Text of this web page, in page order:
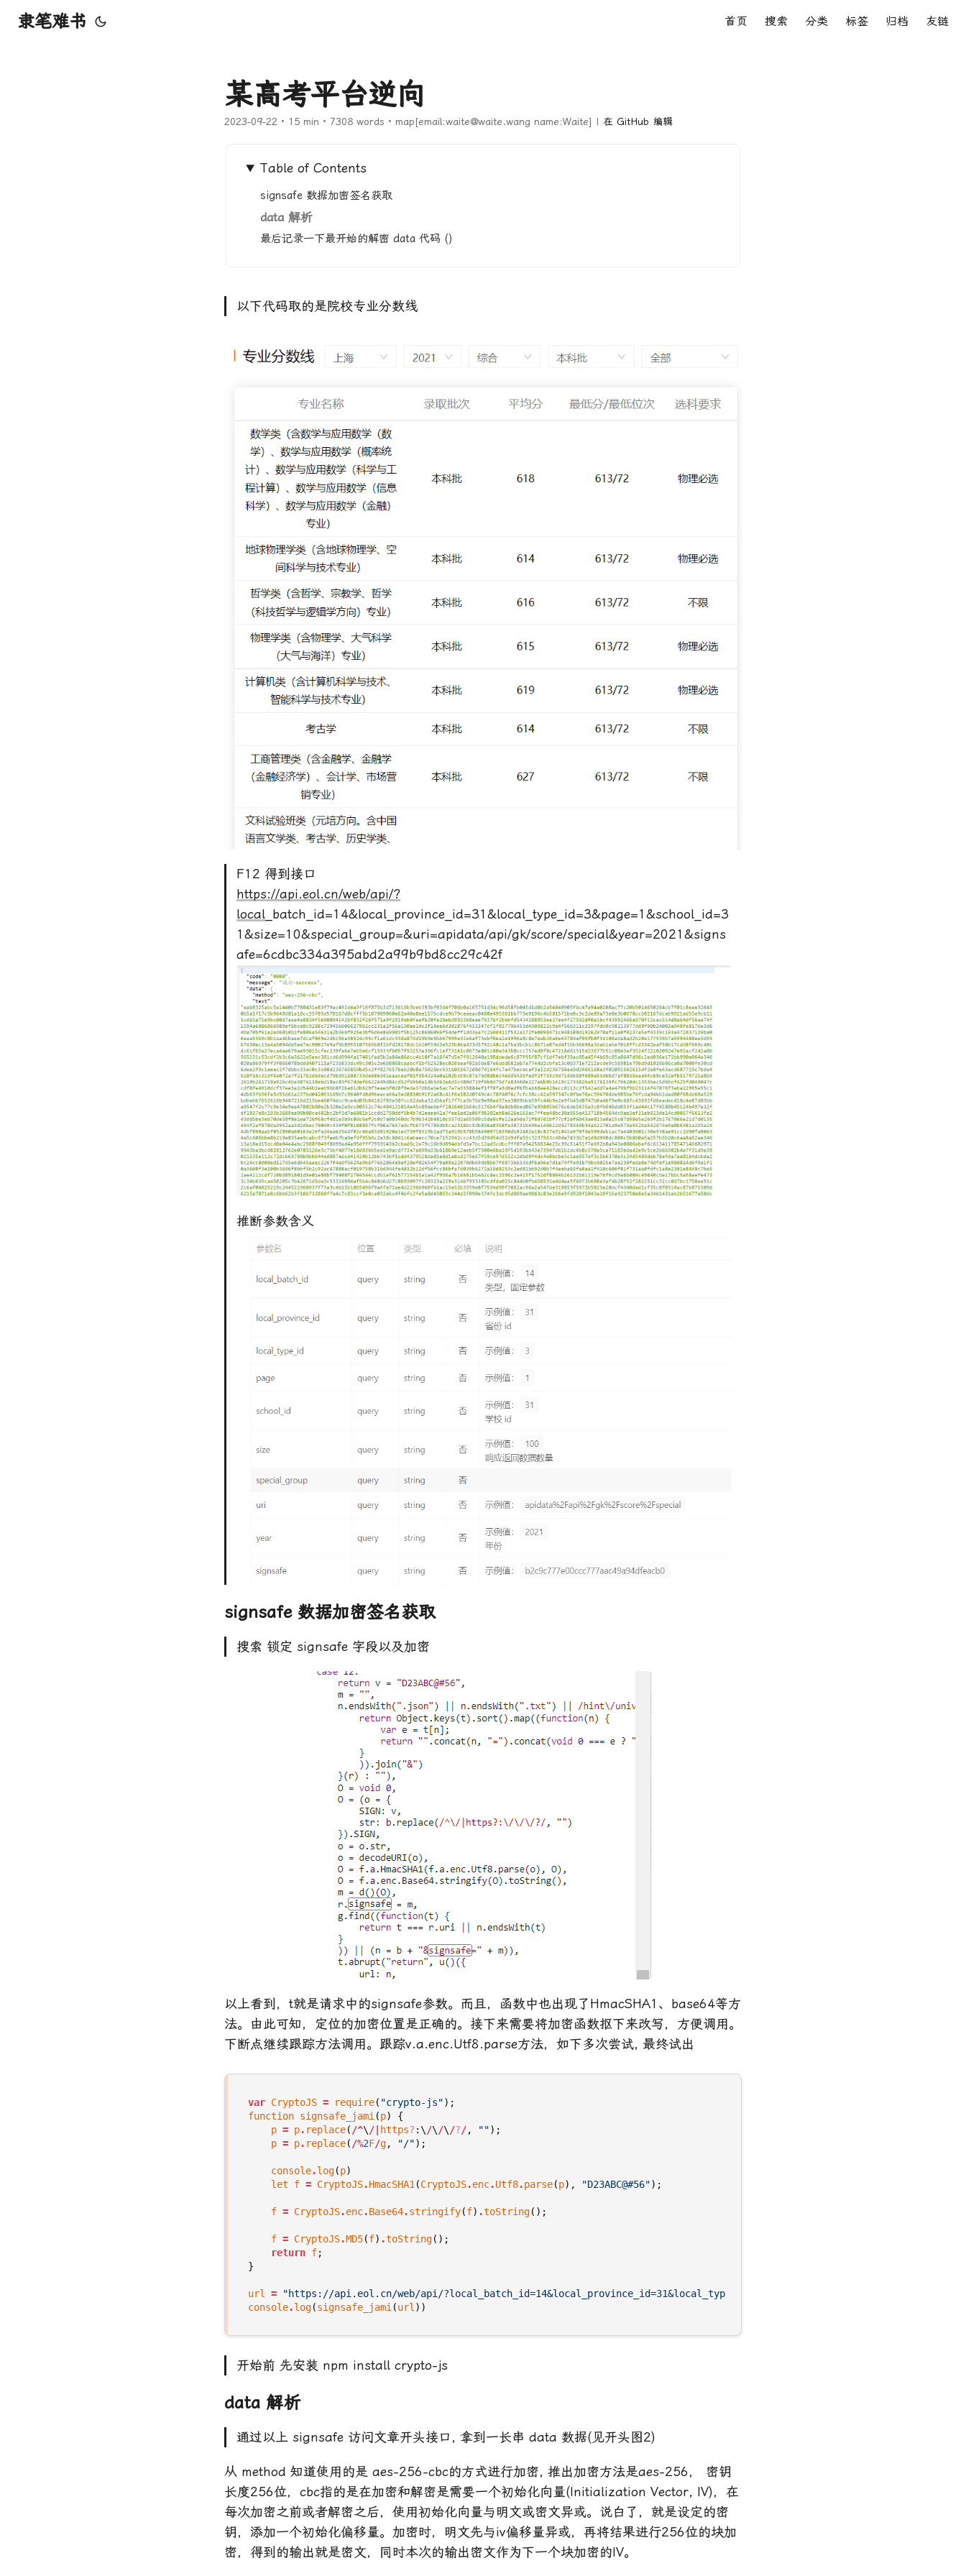
隶笔难书 首页 搜索 分类 标签 归档 友链
某高考平台逆向
2023-09-22 · 15 min · 7308 words · map[email:waite@waite.wang name:Waite] | 在 GitHub 编辑
Table of Contents
signsafe 数据加密签名获取
data 解析
最后记录一下最开始的解密 data 代码 ()
以下代码取的是院校专业分数线
F12 得到接口
https://api.eol.cn/web/api/?
local _batch_id=14&local_province_id=31&local_type_id=3&page=1&school_id=3
1&size=10&special_group=&uri=apidata/api/gk/score/special&year=2021&signs
afe=6cdbc334a395abd2a99b9bd8cc29c42f
推断参数含义
signsafe 数据加密签名获取
搜索 锁定 signsafe 字段以及加密
以上看到，t就是请求中的signsafe参数。而且，函数中也出现了HmacSHA1、base64等方
法。由此可知，定位的加密位置是正确的。接下来需要将加密函数抠下来改写，方便调用。
下断点继续跟踪方法调用。跟踪v.a.enc.Utf8.parse方法，如下多次尝试, 最终试出
var CryptoJS = require( "crypto-js");
function signsafe_jami (p)
{
p = p. replace( /^\ /| https? : \ /\ /\ /?/, "");
p = p. replace( /%2F/g, "/");
console.log(p)
let
f = CryptoJS.HmacSHA1 (CryptoJS.enc.Utf8.parse(p), "D23ABC@#56");
f = CryptoJS.enc.Base64.stringify(f) .toString();
f = CryptoJS.MD5(f) .toString();
return f;
}
url =
"https://api.eol.cn/web/api/
console.log(signsafe_jami (url ))
开始前 先安装 npm install crypto-js
data 解析
通过以上 signsafe 访问文章开头接口, 拿到一长串 data 数据(见开头图2)
从 method 知道使用的是 aes-256-cbc的方式进行加密, 推出加密方法是aes-256， 密钥
长度256位，cbc指的是在加密和解密是需要一个初始化向量(Initialization Vector, IV)，在
每次加密之前或者解密之后，使用初始化向量与明文或密文异或。说白了，就是设定的密
钥，添加一个初始化偏移量。加密时，明文先与iv偏移量异或，再将结果进行256位的块加
密，得到的输出就是密文，同时本次的输出密文作为下一个块加密的IV。